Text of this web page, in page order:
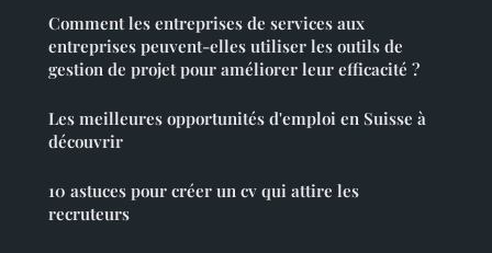
Comment les entreprises de services aux
entreprises peuvent-elles utiliser les outils de
gestion de projet pour améliorer leur efficacité ?
Les meilleures opportunités d'emploi en Suisse à
découvrir
10 astuces pour créer un cv qui attire les
recruteurs